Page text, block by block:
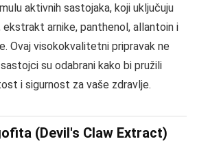
aktivnih sastojaka, koji uključuju
arnike, panthenol, allantoin i
Ovaj visokokvalitetni pripravak ne
su odabrani kako bi pružili
i sigurnost za vaše zdravlje.
(Devil's Claw Extract)